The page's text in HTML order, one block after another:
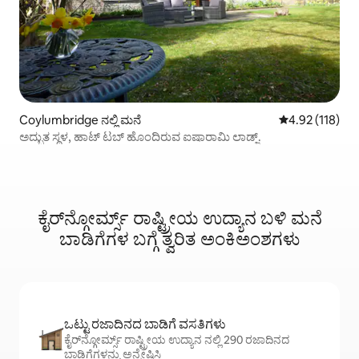
Coylumbridge ನಲ್ಲಿ ಮನೆ 5 ರಲ್ಲಿ 4.92
4.92 (118)
ಅದ್ಭುತ ಸ್ಥಳ, ಹಾಟ್ ಟಬ್ ಹೊಂದಿರುವ ಐಷಾರಾಮಿ ಲಾಡ್ಜ್.
ಕೈರ್‌ನ್ಗೋರ್ಮ್ಸ್ ರಾಷ್ಟ್ರೀಯ ಉದ್ಯಾನ ಬಳಿ ಮನೆ
ಬಾಡಿಗೆಗಳ ಬಗ್ಗೆ ತ್ವರಿತ ಅಂಕಿಅಂಶಗಳು
ಒಟ್ಟು ರಜಾದಿನದ ಬಾಡಿಗೆ ವಸತಿಗಳು
ಕೈರ್‌ನ್ಗೋರ್ಮ್ಸ್ ರಾಷ್ಟ್ರೀಯ ಉದ್ಯಾನ ನಲ್ಲಿ 290 ರಜಾದಿನದ
ಬಾಡಿಗೆಗಳನ್ನು ಅನ್ವೇಷಿಸಿ